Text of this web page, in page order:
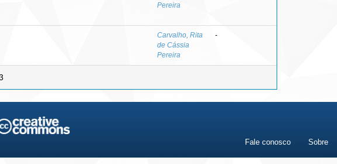
Pereira
Carvalho, Rita
de Cássia
Pereira
-
Fale conosco Sobre